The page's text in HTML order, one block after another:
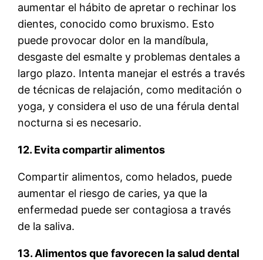
aumentar el hábito de apretar o rechinar los
dientes, conocido como bruxismo. Esto
puede provocar dolor en la mandíbula,
desgaste del esmalte y problemas dentales a
largo plazo. Intenta manejar el estrés a través
de técnicas de relajación, como meditación o
yoga, y considera el uso de una férula dental
nocturna si es necesario.
12. Evita compartir alimentos
Compartir alimentos, como helados, puede
aumentar el riesgo de caries, ya que la
enfermedad puede ser contagiosa a través
de la saliva.
13. Alimentos que favorecen la salud dental